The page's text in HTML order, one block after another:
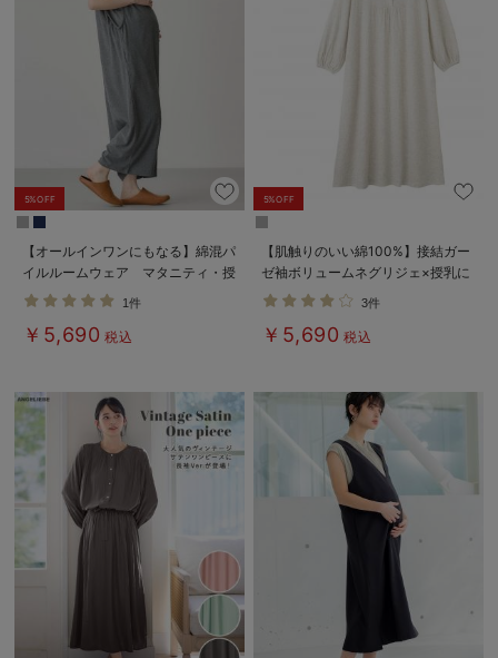
5%OFF
【オールインワンにもなる】綿混パ
イルルームウェア マタニティ・授
乳パジャマ【産後も長く着られる】
1件
￥5,690 税込
5%OFF
【肌触りのいい綿100%】接結ガー
ゼ袖ボリュームネグリジェ×授乳に
便利ケープセットパジャマ マタニ
ティ・授乳パジャマ
3件
￥5,690 税込